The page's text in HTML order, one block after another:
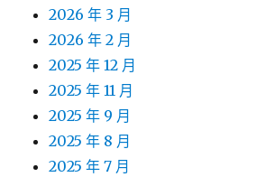
2026 年 3 月
2026 年 2 月
2025 年 12 月
2025 年 11 月
2025 年 9 月
2025 年 8 月
2025 年 7 月